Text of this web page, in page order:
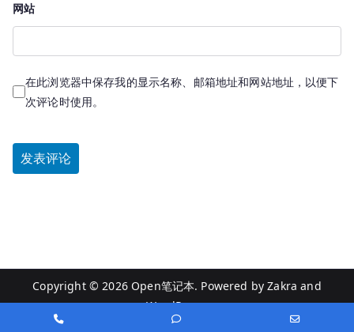
网站
在此浏览器中保存我的显示名称、邮箱地址和网站地址，以便下
次评论时使用。
Copyright © 2026 Open笔记本. Powered byZakra and
WordPress.